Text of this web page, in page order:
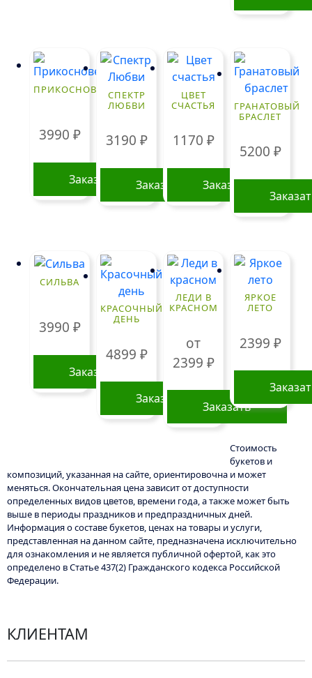
ПРИКОСНОВЕНИЕ
3990 ₽
Заказать
СПЕКТР
ЛЮБВИ
3190 ₽
Заказать
ЦВЕТ
СЧАСТЬЯ
1170 ₽
Заказать
ГРАНАТОВЫЙ
БРАСЛЕТ
5200 ₽
СИЛЬВА
3990 ₽
Заказать
КРАСОЧНЫЙ
ДЕНЬ
4899 ₽
Заказать
ЛЕДИ В
КРАСНОМ
от
2399 ₽
Заказать
несколько
вариаций.
Опции
можно
выбрать
на
ЯРКОЕ
ЛЕТО
2399 ₽
Стоимость
букетов и
композиций, указанная на сайте, ориентировочна и может
меняться. Окончательная цена зависит от доступности
определенных видов цветов, времени года, а также может быть
выше в периоды праздников и предпраздничных дней.
Информация о составе букетов, ценах на товары и услуги,
представленная на данном сайте, предназначена исключительно
для ознакомления и не является публичной офертой, как это
определено в Статье 437(2) Гражданского кодекса Российской
Федерации.
КЛИЕНТАМ